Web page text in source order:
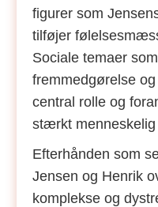
figurer som
tilføjer
Sociale temaer
fremmedgørelse
central rolle og
stærkt menneskelig
Efterhånden som
Jensen og Henrik
komplekse og